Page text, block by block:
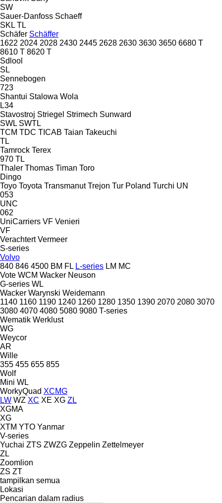
SW
Sauer-Danfoss Schaeff
SKL TL
Schäfer Schäffer
1622 2024 2028 2430 2445 2628 2630 3630 3650 6680 T
8610 T 8620 T
Sdlool
SL
Sennebogen
723
Shantui Stalowa Wola
L34
Stavostroj Striegel Strimech Sunward
SWL SWTL
TCM TDC TICAB Taian Takeuchi
TL
Tamrock Terex
970 TL
Thaler Thomas Timan Toro
Dingo
Toyo Toyota Transmanut Trejon Tur Poland Turchi UN
053
UNC
062
UniCarriers VF Venieri
VF
Verachtert Vermeer
S-series
Volvo
840 846 4500 BM FL L-series LM MC
Vote WCM Wacker Neuson
G-series WL
Wacker Warynski Weidemann
1140 1160 1190 1240 1260 1280 1350 1390 2070 2080 3070
3080 4070 4080 5080 9080 T-series
Wematik Werklust
WG
Weycor
AR
Wille
355 455 655 855
Wolf
Mini WL
WorkyQuad XCMG
LW WZ XC XE XG ZL
XGMA
XG
XTM YTO Yanmar
V-series
Yuchai ZTS ZWZG Zeppelin Zettelmeyer
ZL
Zoomlion
ZS ZT
tampilkan semua
Lokasi
Pencarian dalam radius